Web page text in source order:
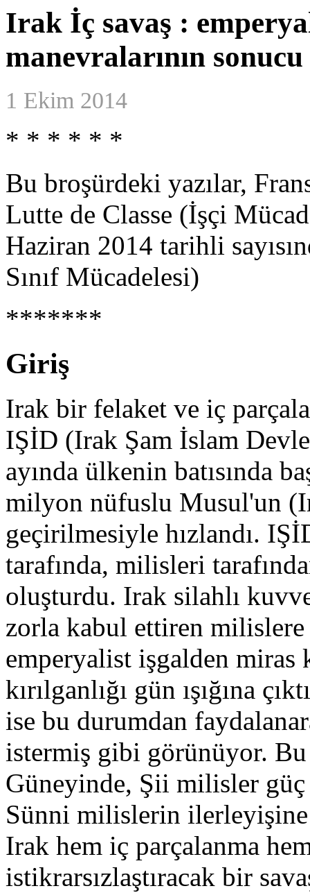
Irak İç savaş :
manevralarının sonucu
1 Ekim 2014
* * * * * *
Bu broşürdeki yazılar,
Lutte de Classe (İşçi
Haziran 2014 tarihli
Sınıf Mücadelesi)
*******
Giriş
Irak bir felaket ve iç
IŞİD (Irak Şam İslam
ayında ülkenin batısında
milyon nüfuslu Musul'un
geçirilmesiyle hızlandı.
tarafında, milisleri
oluşturdu. Irak silahlı
zorla kabul ettiren
emperyalist işgalden miras
kırılganlığı gün ışığına
ise bu durumdan
istermiş gibi görünüyor.
Güneyinde, Şii milisler
Sünni milislerin ilerleyişine
Irak hem iç parçalanma
istikrarsızlaştıracak bir